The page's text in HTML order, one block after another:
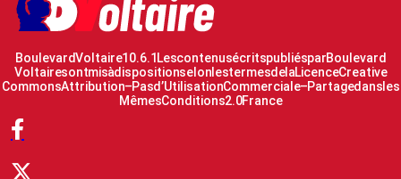
Boulevard Voltaire 10.6.1 Les contenus écrits publiés par Boulevard
Voltaire sont mis à disposition selon les termes de la Licence Creative
Commons Attribution – Pas d’Utilisation Commerciale – Partage dans les
Mêmes Conditions 2.0 France